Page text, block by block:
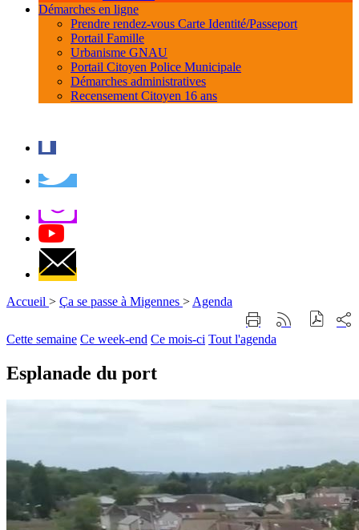
Démarches en ligne
Prendre rendez-vous Carte Identité/Passeport
Portail Famille
Urbanisme GNAU
Portail Citoyen Police Municipale
Démarches administratives
Recensement Citoyen 16 ans
Accueil > Ça se passe à Migennes > Agenda
Imprimer
cette
page
Générer
flux
sur
Cette semaine Ce week-end Ce mois-ci Tout l'agenda
Esplanade du port